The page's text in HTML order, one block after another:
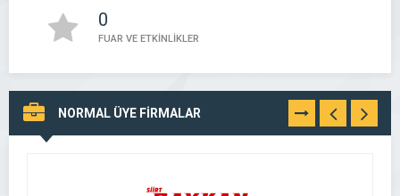
0
FUAR VE ETKİNLİKLER
NORMAL ÜYE FİRMALAR TÜMÜNÜ
GÖR